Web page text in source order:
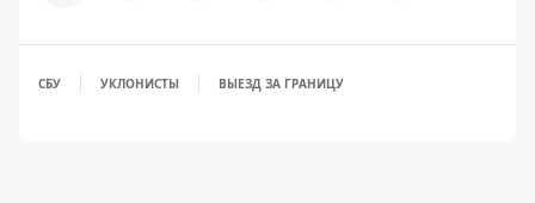
СБУ УКЛОНИСТЫ ВЫЕЗД ЗА ГРАНИЦУ